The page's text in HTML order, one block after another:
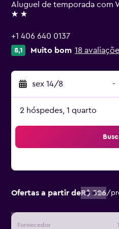
Aluguel de temporada com
2 estrelas
+1 406 640 0137
8,1 Muito bom 18
sex 14/8 -
2 hóspedes, 1 quarto
Ofertas a partir deR$ 526/
Fornecedor